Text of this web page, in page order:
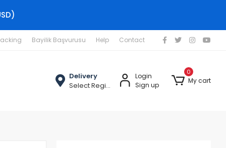
Bayilik Başvurusu Help Contact
Delivery
Select Region
Login
Sign up
0
My cart